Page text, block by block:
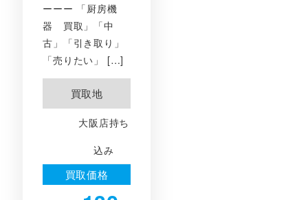
ーーー 「厨房機
器 買取」「中
古」「引き取り」
「売りたい」 […]
買取地
大阪店持ち
込み
買取価格